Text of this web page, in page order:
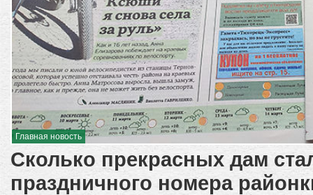
Главная новость
Сколько прекрасных дам
праздничного номера